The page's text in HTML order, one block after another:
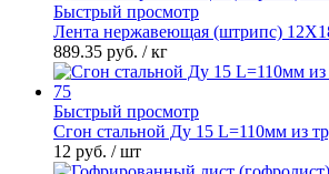
Быстрый просмотр
Лента нержавеющая (штрипс)
889.35 руб. / кг
Быстрый просмотр
Сгон стальной Ду 15 L=110мм из
12 руб. / шт